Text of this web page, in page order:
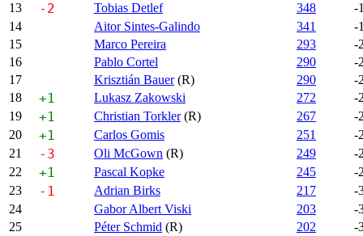
13
-2 Tobias Detlef 348
-
14
Aitor Sintes-Galindo 341
-
15
Marco Pereira 293
-
16
Pablo Cortel 290
-
17
Krisztián Bauer(R) 290
-
18
+1 Lukasz Zakowski 272
-
19
+1 Christian Torkler(R) 267
-
20
+1 Carlos Gomis 251
-
21
-3 Oli McGown (R) 249
-
22
+1 Pascal Kopke 245
-
23
-1 Adrian Birks 217
-
24
Gabor Albert Viski 203
-
25
Péter Schmid (R) 202
-